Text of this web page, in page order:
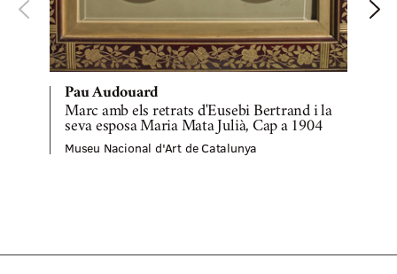
Pau Audouard
Marc amb els retrats d'Eusebi Bertrand i la
seva esposa Maria Mata Julià, Cap a 1904
Museu Nacional d'Art de Catalunya